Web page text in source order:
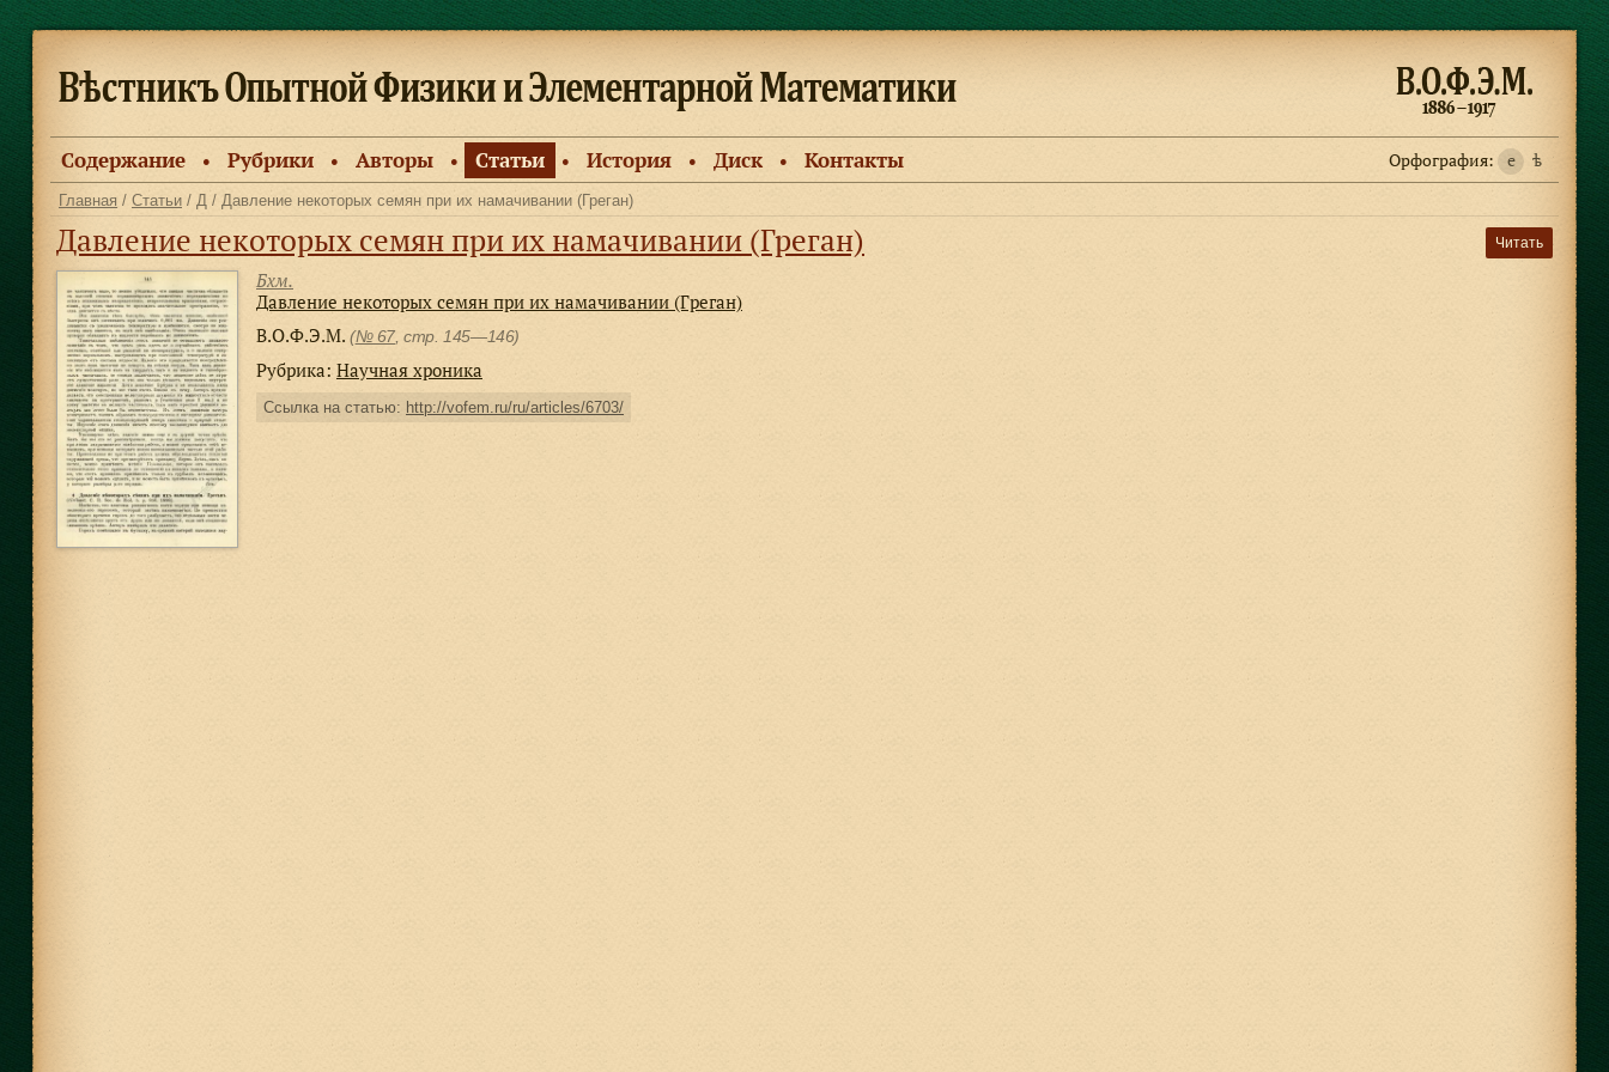
Содержание ● Рубрики ● Авторы ● Статьи ● История ● Диск ● Контакты Орфография: e ѣ
Главная / Статьи / Д / Давление некоторых семян при их намачивании (Греган)
Читать
Давление некоторых семян при их намачивании (Греган)
Бхм.
Давление некоторых семян при их намачивании (Греган)
В.О.Ф.Э.М. (№ 67 , стр. 145—146)
Рубрика: Научная хроника
Ссылка на статью: http://vofem.ru/ru/articles/6703/